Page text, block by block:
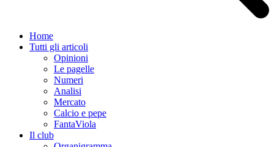
Home
Tutti gli articoli
Opinioni
Le pagelle
Numeri
Analisi
Mercato
Calcio e pepe
FantaViola
Il club